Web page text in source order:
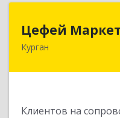
Цефей
Курган
Клиентов на
640002,